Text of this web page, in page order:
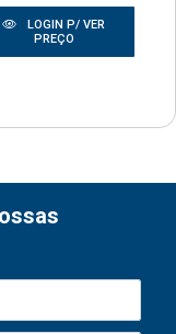
LOGIN P/ VER
PREÇO